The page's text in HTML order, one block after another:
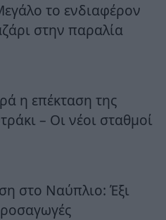
το ενδιαφέρον
στην παραλία
η επέκταση της
– Οι νέοι σταθμοί
στο Ναύπλιο: Έξι